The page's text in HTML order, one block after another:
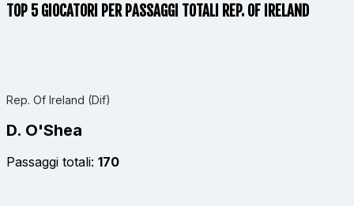
TOP 5 GIOCATORI PER PASSAGGI TOTALI REP. OF IRELAND
Rep. Of Ireland (Dif)
D. O'Shea
Passaggi totali: 170